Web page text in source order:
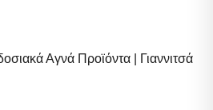
Αγνά Προϊόντα | Γιαννιτσά